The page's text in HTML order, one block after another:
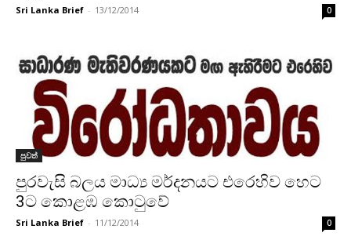
Sri Lanka Brief - 13/12/2014 0
පුවත්
පුරවැසි බලය මාධ්‍ය මර්දනයට එරෙහිව හෙට
3ට කොළඹ කොටුවේ
Sri Lanka Brief - 11/12/2014 0